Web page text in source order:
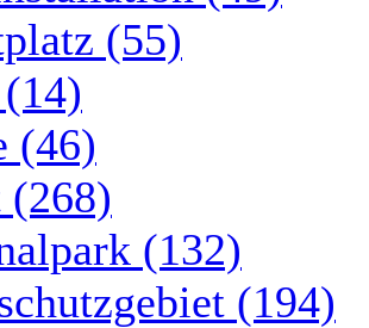
(55)
(46)
(268)
(132)
(194)